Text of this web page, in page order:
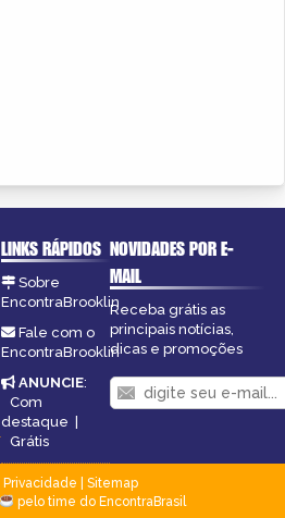
LINKS RÁPIDOS
Sobre
EncontraBrooklin
Fale com o
EncontraBrooklin
ANUNCIE:
Com
destaque |
Grátis
NOVIDADES POR E-
MAIL
Receba grátis as
principais notícias,
dicas e promoções
Privacidade
Sitemap
pelo time do EncontraBrasil